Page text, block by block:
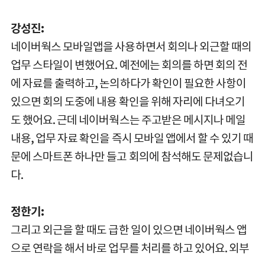
강성진:
네이버웍스 모바일앱을 사용하면서 회의나 외근할 때의
업무 스타일이 변했어요. 예전에는 회의를 하면 회의 전
에 자료를 출력하고, 논의하다가 확인이 필요한 사항이
있으면 회의 도중에 내용 확인을 위해 자리에 다녀오기
도 했어요. 근데 네이버웍스는 주고받은 메시지나 메일
내용, 업무 자료 확인을 즉시 모바일 앱에서 할 수 있기 때
문에 스마트폰 하나만 들고 회의에 참석해도 문제없습니
다.
정한기:
그리고 외근을 할 때도 급한 일이 있으면 네이버웍스 앱
으로 연락을 해서 바로 업무를 처리를 하고 있어요. 외부